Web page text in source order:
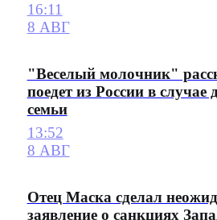
16:11
8 АВГ
"Веселый молочник"
поедет из России в случае
семьи
13:52
8 АВГ
Отец Маска сделал
заявление о санкциях